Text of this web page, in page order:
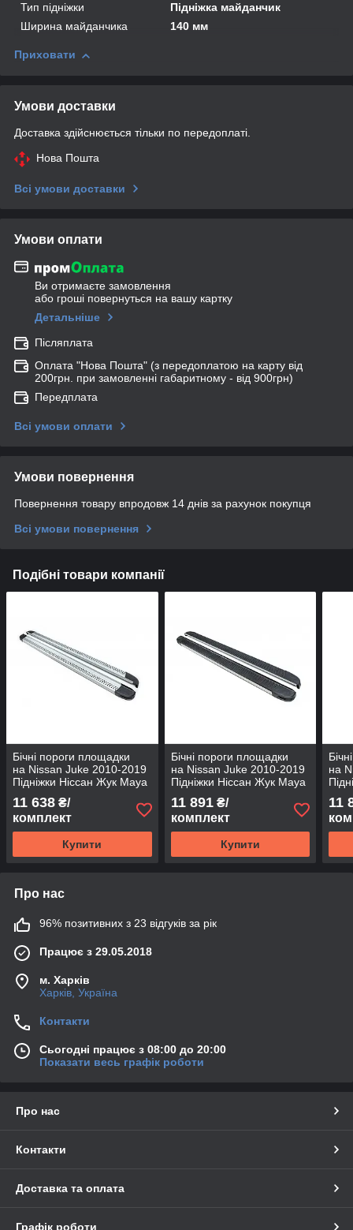
Тип підніжки
Підніжка майданчик
Ширина майданчика
140 мм
Приховати
Умови доставки
Доставка здійснюється тільки по передоплаті.
Нова Пошта
Всі умови доставки
Умови оплати
Ви отримаєте замовлення
або гроші повернуться на вашу картку
Детальніше
Післяплата
Оплата "Нова Пошта" (з передоплатою на карту від
200грн. при замовленні габаритному - від 900грн)
Передплата
Всі умови оплати
Умови повернення
Повернення товару впродовж 14 днів за рахунок покупця
Всі умови повернення
Подібні товари компанії
Бічні пороги площадки
на Nissan Juke 2010-2019
Підніжки Ніссан Жук Maya
V2
11 638 ₴/
комплект
Купити
Бічні пороги площадки
на Nissan Juke 2010-2019
Підніжки Ніссан Жук Maya
V1
11 891₴/
комплект
Купити
на
Red
11
Про нас
96% позитивних з 23 відгуків за рік
Працює з 29.05.2018
м. Харків
Харків, Україна
Контакти
Сьогодні працює з 08:00 до 20:00
Показати весь графік роботи
Про нас
Контакти
Доставка та оплата
Графік роботи